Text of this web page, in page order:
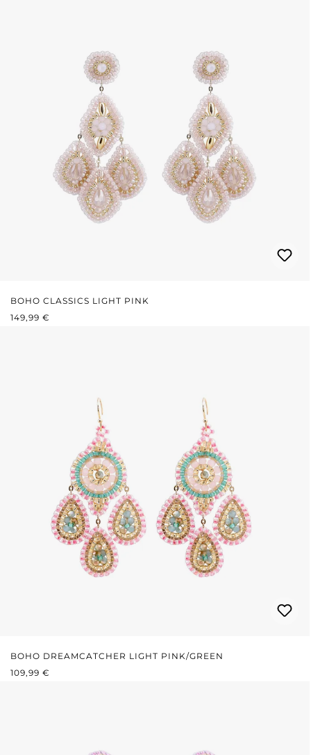
BOHO CLASSICS LIGHT PINK
REGULÄRER PREIS:
149,99 €
BOHO DREAMCATCHER LIGHT PINK/GREEN
REGULÄRER PREIS:
109,99 €